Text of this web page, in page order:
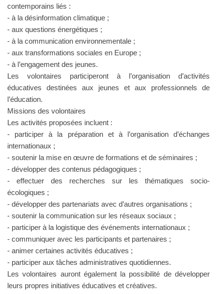
contemporains liés :
- à la désinformation climatique ;
- aux questions énergétiques ;
- à la communication environnementale ;
- aux transformations sociales en Europe ;
- à l’engagement des jeunes.
Les volontaires participeront à l’organisation d’activités
éducatives destinées aux jeunes et aux professionnels de
l’éducation.
Missions des volontaires
Les activités proposées incluent :
- participer à la préparation et à l’organisation d’échanges
internationaux ;
- soutenir la mise en œuvre de formations et de séminaires ;
- développer des contenus pédagogiques ;
- effectuer des recherches sur les thématiques socio-
écologiques ;
- développer des partenariats avec d’autres organisations ;
- soutenir la communication sur les réseaux sociaux ;
- participer à la logistique des événements internationaux ;
- communiquer avec les participants et partenaires ;
- animer certaines activités éducatives ;
- participer aux tâches administratives quotidiennes.
Les volontaires auront également la possibilité de développer
leurs propres initiatives éducatives et créatives.